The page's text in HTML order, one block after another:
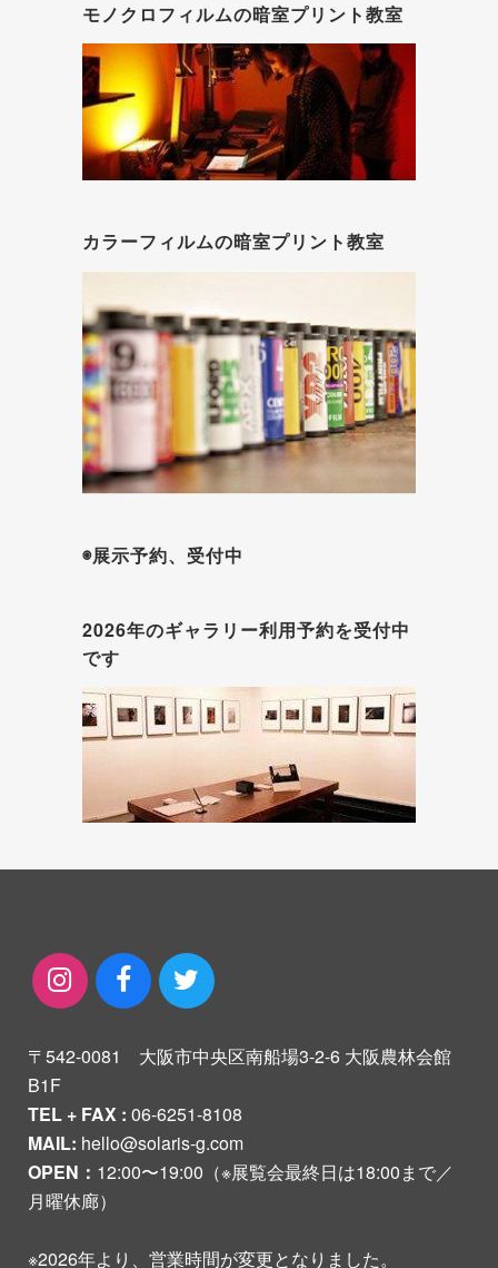
モノクロフィルムの暗室プリント教室
カラーフィルムの暗室プリント教室
◉展示予約、受付中
2026年のギャラリー利用予約を受付中
です
〒542-0081 大阪市中央区南船場3-2-6 大阪農林会館
B1F
TEL + FAX : 06-6251-8108
MAIL: hello@solaris-g.com
OPEN： 12:00〜19:00（※展覧会最終日は18:00まで／
月曜休廊）
※2026年より、営業時間が変更となりました。